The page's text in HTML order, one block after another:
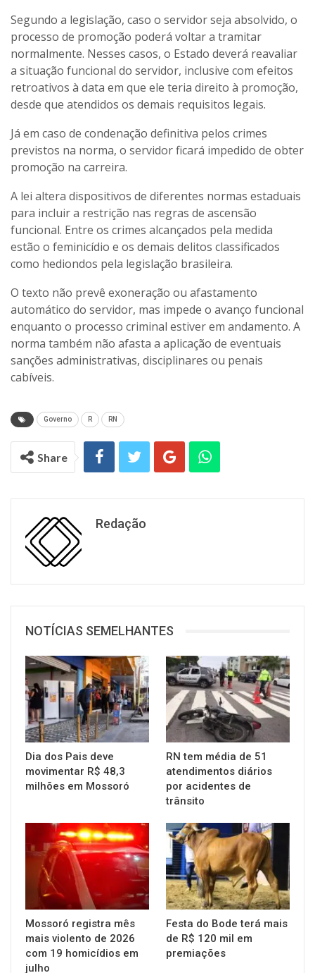
Segundo a legislação, caso o servidor seja absolvido, o
processo de promoção poderá voltar a tramitar
normalmente. Nesses casos, o Estado deverá reavaliar
a situação funcional do servidor, inclusive com efeitos
retroativos à data em que ele teria direito à promoção,
desde que atendidos os demais requisitos legais.
Já em caso de condenação definitiva pelos crimes
previstos na norma, o servidor ficará impedido de obter
promoção na carreira.
A lei altera dispositivos de diferentes normas estaduais
para incluir a restrição nas regras de ascensão
funcional. Entre os crimes alcançados pela medida
estão o feminicídio e os demais delitos classificados
como hediondos pela legislação brasileira.
O texto não prevê exoneração ou afastamento
automático do servidor, mas impede o avanço funcional
enquanto o processo criminal estiver em andamento. A
norma também não afasta a aplicação de eventuais
sanções administrativas, disciplinares ou penais
cabíveis.
Governo R RN
Share
Redação
NOTÍCIAS SEMELHANTES
Dia dos Pais deve
movimentar R$ 48,3
milhões em Mossoró
RN tem média de 51
atendimentos diários
por acidentes de
trânsito
Mossoró registra mês
mais violento de 2026
com 19 homicídios em
julho
Festa do Bode terá mais
de R$ 120 mil em
premiações